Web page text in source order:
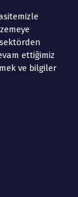
ettiğimiz
ve bilgiler